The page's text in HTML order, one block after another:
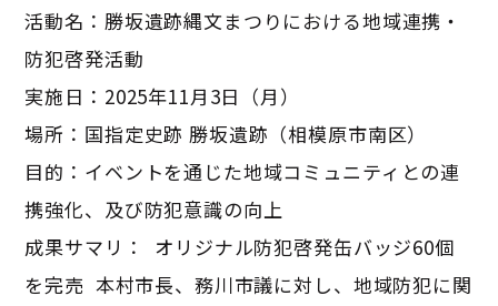
活動名：勝坂遺跡縄文まつりにおける地域連携・
防犯啓発活動
実施日：2025年11月3日（月）
場所：国指定史跡 勝坂遺跡（相模原市南区）
目的：イベントを通じた地域コミュニティとの連
携強化、及び防犯意識の向上
成果サマリ： オリジナル防犯啓発缶バッジ60個
を完売 本村市長、務川市議に対し、地域防犯に関